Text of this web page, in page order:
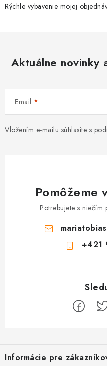
Rýchle vybavenie mojej
Aktuálne novinky
Email
Vložením e-mailu súhlasíte s
Pomôžeme
Potrebujete s niečím
mariatobias
+421
pInformácie pre